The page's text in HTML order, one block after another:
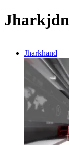
Jharkhand